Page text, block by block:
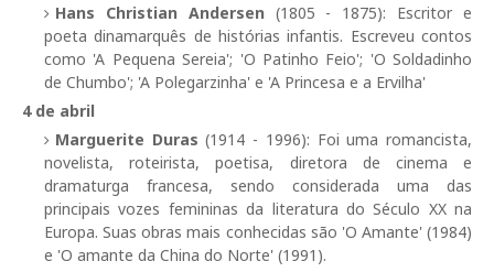
Hans Christian Andersen(1805 - 1875): Escritor e
poeta dinamarquês de histórias infantis. Escreveu contos
como 'A Pequena Sereia'; 'O Patinho Feio'; 'O Soldadinho
de Chumbo'; 'A Polegarzinha' e 'A Princesa e a Ervilha'
4 de abril
Marguerite Duras (1914 - 1996): Foi uma romancista,
novelista, roteirista, poetisa, diretora de cinema e
dramaturga francesa, sendo considerada uma das
principais vozes femininas da literatura do Século XX na
Europa. Suas obras mais conhecidas são 'O Amante' (1984)
e 'O amante da China do Norte' (1991).